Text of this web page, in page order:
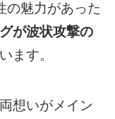
の魅力があった
が波状攻撃の
います。
想いがメイン